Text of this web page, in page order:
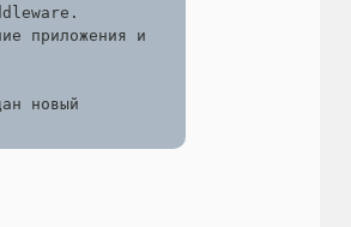
приложения и
новый